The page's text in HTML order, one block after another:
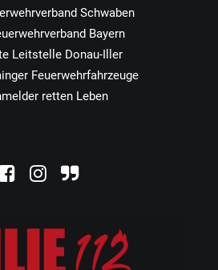
Schwaben
Bayern
Leitstelle Donau-Iller
Feuerwehrfahrzeuge
retten Leben